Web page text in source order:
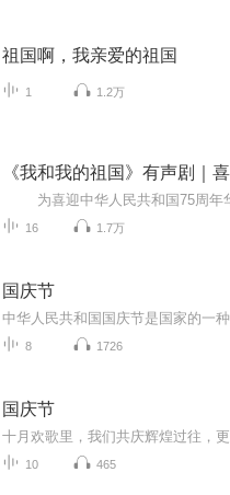
祖国啊，我亲爱的祖国
1 1.2万
16 1.7万
国庆节
8 1726
国庆节
10 465